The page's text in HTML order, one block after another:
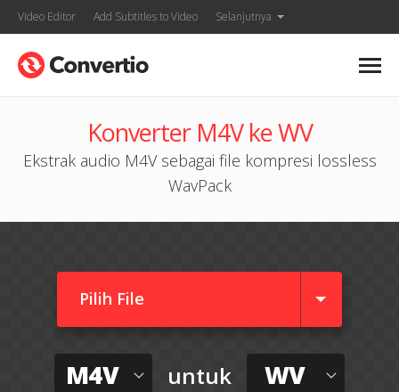
Video Editor Add Subtitles to Video Selanjutnya
Konverter M4V ke WV
Ekstrak audio M4V sebagai file kompresi lossless
WavPack
Pilih File
M4V untuk WV